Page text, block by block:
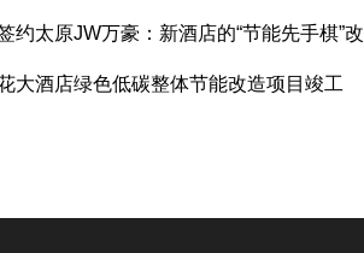
约太原JW万豪：新酒店的“节能先手棋”改
大酒店绿色低碳整体节能改造项目竣工